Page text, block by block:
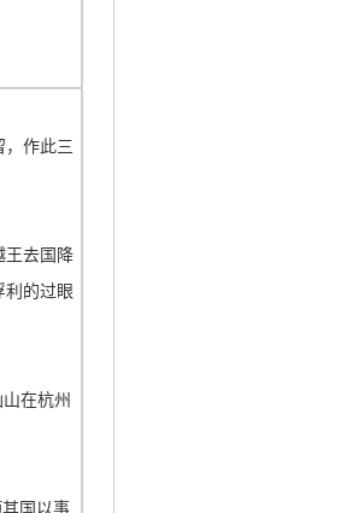
，作此三
王去国降
利的过眼
在杭州
国以事